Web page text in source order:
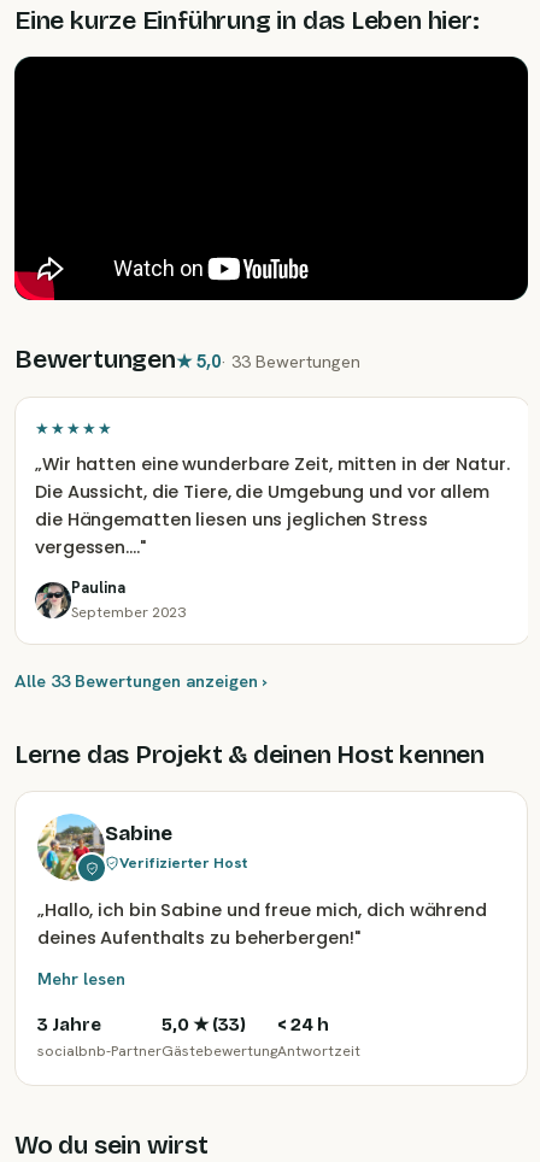
Eine kurze Einführung in das Leben hier:
Bewertungen★5,0· 33 Bewertungen
★★★★★
„Wir hatten eine wunderbare Zeit, mitten in der Natur.
Die Aussicht, die Tiere, die Umgebung und vor allem
die Hängematten liesen uns jeglichen Stress
vergessen.…"
Paulina
September 2023
Alle 33 Bewertungen anzeigen ›
Lerne das Projekt & deinen Host kennen
Sabine
Verifizierter Host
„Hallo, ich bin Sabine und freue mich, dich während
deines Aufenthalts zu beherbergen!"
Mehr lesen
3 Jahre
socialbnb-Partner
5,0★ (33)
Gästebewertung
< 24 h
Antwortzeit
Wo du sein wirst